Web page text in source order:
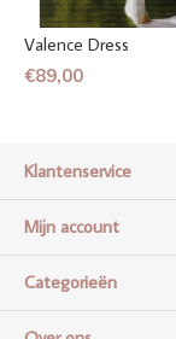
Valence Dress
€89,00
Klantenservice
Mijn account
Categorieën